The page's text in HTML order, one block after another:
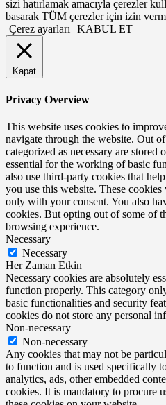
sizi hatırlamak amacıyla çerezler
basarak TÜM çerezler için izin
Çerez ayarları KABUL ET
Kapat
Privacy Overview
This website uses cookies to
navigate through the website. Out
categorized as necessary are stored
essential for the working of basic
also use third-party cookies that
you use this website. These
only with your consent. You also
cookies. But opting out of some of
browsing experience.
Necessary
Necessary
Her Zaman Etkin
Necessary cookies are absolutely
function properly. This category
basic functionalities and security
cookies do not store any personal
Non-necessary
Non-necessary
Any cookies that may not be
to function and is used specifically
analytics, ads, other embedded
cookies. It is mandatory to procure